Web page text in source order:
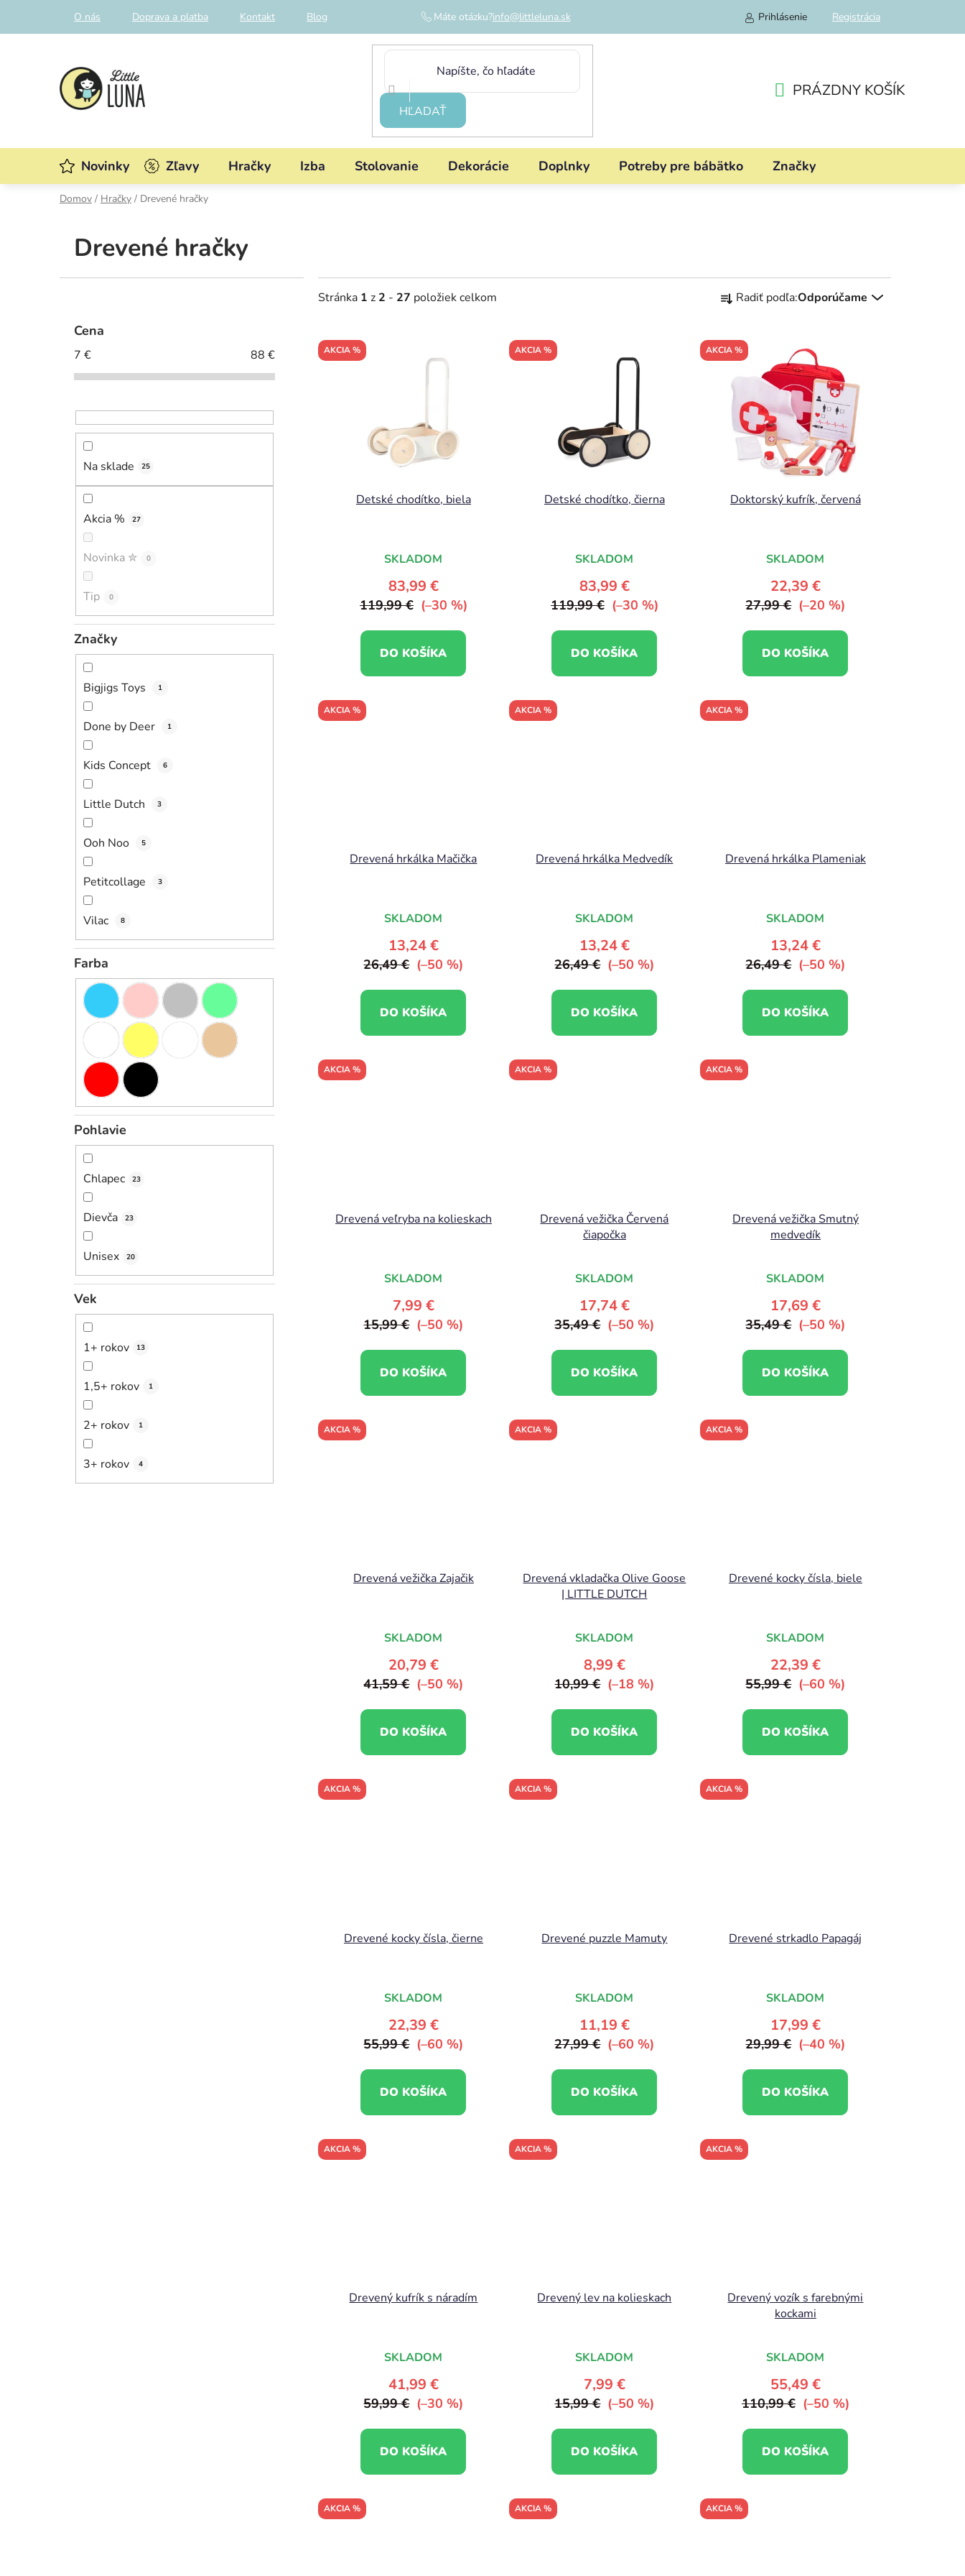
obsah
O nás Doprava a platba Kontakt Blog Máte otázku?info@littleluna.sk Prihlásenie Registrácia
HĽADAŤ
KOŠÍK
PRÁZDNY KOŠÍK
Novinky Zľavy Hračky Izba Stolovanie Dekorácie Doplnky Potreby pre bábätko Značky
Domov / Hračky / Drevené hračky
Drevené hračky
Cena
7 € 88 €
Na sklade 25
Akcia % 27
Novinka ✮ 0
Tip 0
Značky
Bigjigs Toys 1
Done by Deer 1
Kids Concept 6
Little Dutch 3
Ooh Noo 5
Petitcollage 3
Vilac 8
Farba
Pohlavie
Chlapec 23
Dievča 23
Unisex 20
Vek
1+ rokov 13
1,5+ rokov 1
2+ rokov 1
3+ rokov 4
Stránka 1 z 2 - 27 položiek celkom
R
a
e
n
Radiť podľa:Odporúčame
V
ýAKCIA %
Detské chodítko, biela
SKLADOM
83,99 €
119,99 € (–30 %)
DO KOŠÍKA
AKCIA %
Detské chodítko, čierna
SKLADOM
83,99 €
119,99 € (–30 %)
DO KOŠÍKA
AKCIA %
Doktorský kufrík, červená
SKLADOM
22,39 €
27,99 € (–20 %)
DO KOŠÍKA
AKCIA %
Drevená hrkálka Mačička
SKLADOM
13,24 €
26,49 € (–50 %)
DO KOŠÍKA
AKCIA %
Drevená hrkálka Medvedík
SKLADOM
13,24 €
26,49 € (–50 %)
DO KOŠÍKA
AKCIA %
Drevená hrkálka Plameniak
SKLADOM
13,24 €
26,49 € (–50 %)
DO KOŠÍKA
AKCIA %
Drevená veľryba na kolieskach
SKLADOM
7,99 €
15,99 € (–50 %)
DO KOŠÍKA
AKCIA %
Drevená vežička Červená
čiapočka
SKLADOM
17,74 €
35,49 € (–50 %)
DO KOŠÍKA
AKCIA %
Drevená vežička Smutný
medvedík
SKLADOM
17,69 €
35,49 € (–50 %)
DO KOŠÍKA
AKCIA %
Drevená vežička Zajačik
SKLADOM
20,79 €
41,59 € (–50 %)
DO KOŠÍKA
AKCIA %
Drevená vkladačka Olive Goose
| LITTLE DUTCH
SKLADOM
8,99 €
10,99 € (–18 %)
DO KOŠÍKA
AKCIA %
Drevené kocky čísla, biele
SKLADOM
22,39 €
55,99 € (–60 %)
DO KOŠÍKA
AKCIA %
Drevené kocky čísla, čierne
SKLADOM
22,39 €
55,99 € (–60 %)
DO KOŠÍKA
AKCIA %
Drevené puzzle Mamuty
SKLADOM
11,19 €
27,99 € (–60 %)
DO KOŠÍKA
AKCIA %
Drevené strkadlo Papagáj
SKLADOM
17,99 €
29,99 € (–40 %)
DO KOŠÍKA
AKCIA %
Drevený kufrík s náradím
SKLADOM
41,99 €
59,99 € (–30 %)
DO KOŠÍKA
AKCIA %
Drevený lev na kolieskach
SKLADOM
7,99 €
15,99 € (–50 %)
DO KOŠÍKA
AKCIA %
Drevený vozík s farebnými
kockami
SKLADOM
55,49 €
110,99 € (–50 %)
DO KOŠÍKA
AKCIA % AKCIA % AKCIA %